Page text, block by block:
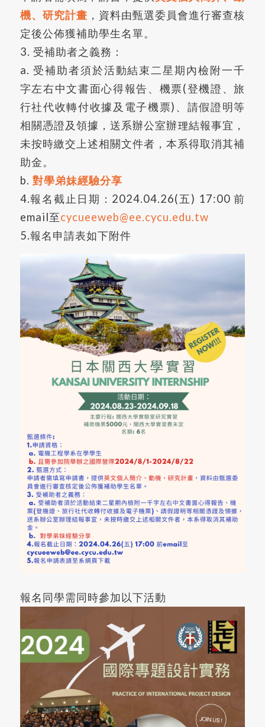
機、研究計畫 ，資料由甄選委員會進行審查核
定後公佈獲補助學生名單。
3. 受補助者之義務：
a. 受補助者須於活動結束二星期內檢附一千
字左右中文書面心得報告、機票(登機證、旅
行社代收轉付收據及電子機票)、請假證明等
相關憑證及領據，送系辦公室辦理結報事宜，
未按時繳交上述相關文件者，本系得取消其補
助金。
b. 對學弟妹經驗分享
4.報名截止日期：2024.04.26(五) 17:00 前
email至cycueeweb@ee.cycu.edu.tw
5.報名申請表如下附件
報名同學需同時參加以下活動